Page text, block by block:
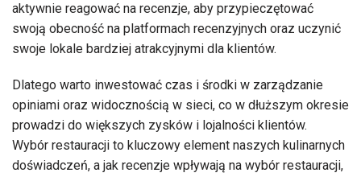
aktywnie reagować na recenzje, aby przypieczętować
swoją obecność na platformach recenzyjnych oraz uczynić
swoje lokale bardziej atrakcyjnymi dla klientów.
Dlatego warto inwestować czas i środki w zarządzanie
opiniami oraz widocznością w sieci, co w dłuższym okresie
prowadzi do większych zysków i lojalności klientów.
Wybór restauracji to kluczowy element naszych kulinarnych
doświadczeń, a jak recenzje wpływają na wybór restauracji,